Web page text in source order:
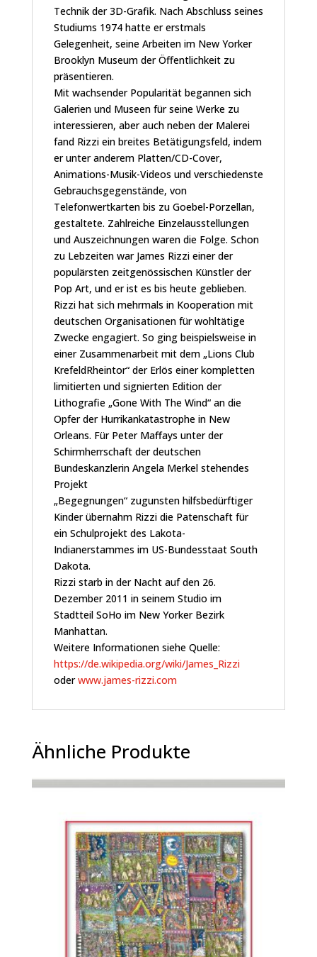
Technik der 3D-Grafik. Nach Abschluss seines
Studiums 1974 hatte er erstmals
Gelegenheit, seine Arbeiten im New Yorker
Brooklyn Museum der Öffentlichkeit zu
präsentieren.
Mit wachsender Popularität begannen sich
Galerien und Museen für seine Werke zu
interessieren, aber auch neben der Malerei
fand Rizzi ein breites Betätigungsfeld, indem
er unter anderem Platten/CD-Cover,
Animations-Musik-Videos und verschiedenste
Gebrauchsgegenstände, von
Telefonwertkarten bis zu Goebel-Porzellan,
gestaltete. Zahlreiche Einzelausstellungen
und Auszeichnungen waren die Folge. Schon
zu Lebzeiten war James Rizzi einer der
populärsten zeitgenössischen Künstler der
Pop Art, und er ist es bis heute geblieben.
Rizzi hat sich mehrmals in Kooperation mit
deutschen Organisationen für wohltätige
Zwecke engagiert. So ging beispielsweise in
einer Zusammenarbeit mit dem „Lions Club
KrefeldRheintor“ der Erlös einer kompletten
limitierten und signierten Edition der
Lithografie „Gone With The Wind“ an die
Opfer der Hurrikankatastrophe in New
Orleans. Für Peter Maffays unter der
Schirmherrschaft der deutschen
Bundeskanzlerin Angela Merkel stehendes
Projekt
„Begegnungen“ zugunsten hilfsbedürftiger
Kinder übernahm Rizzi die Patenschaft für
ein Schulprojekt des Lakota-
Indianerstammes im US-Bundesstaat South
Dakota.
Rizzi starb in der Nacht auf den 26.
Dezember 2011 in seinem Studio im
Stadtteil SoHo im New Yorker Bezirk
Manhattan.
Weitere Informationen siehe Quelle:
https://de.wikipedia.org/wiki/James_Rizzi
oderwww.james-rizzi.com
Ähnliche Produkte